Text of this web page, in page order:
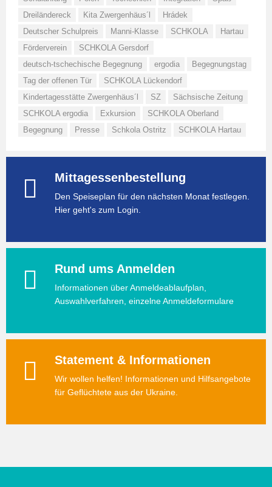
Dreiländereck
Kita Zwergenhäus´l
Hrádek
Deutscher Schulpreis
Manni-Klasse SCHKOLA
Hartau
Förderverein
SCHKOLA Gersdorf
deutsch-tschechische Begegnung
ergodia
Begegnungstag
Tag der offenen Tür
SCHKOLA Lückendorf
Kindertagesstätte Zwergenhäus´l
SZ
Sächsische Zeitung
SCHKOLA ergodia
Exkursion
SCHKOLA Oberland
Begegnung
Presse Schkola Ostritz SCHKOLA Hartau
Mittagessenbestellung
Den Speiseplan für den nächsten Monat festlegen.
Hier geht's zum Login.
Rund ums Anmelden
Informationen über Anmeldeablaufplan,
Auswahlverfahren, einzelne Anmeldeformulare
Statement & Informationen
Wir wollen helfen! Informationen und Hilfsangebote
für Geflüchtete aus der Ukraine.